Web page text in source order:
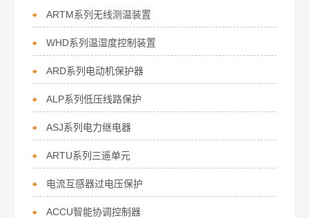
ARTM系列无线测温装置
WHD系列温湿度控制装置
ARD系列电动机保护器
ALP系列低压线路保护
ASJ系列电力继电器
ARTU系列三遥单元
电流互感器过电压保护
ACCU智能协调控制器